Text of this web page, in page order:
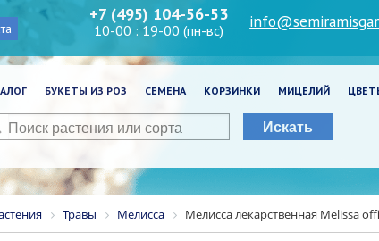
+7 (495) 104-56-53
10-00 : 19-00 (пн-вс)
БУКЕТЫ ИЗ РОЗ СЕМЕНА КОРЗИНКИ МИЦЕЛИЙ
Искать
Травы Мелисса Мелисса лекарственная Melissa